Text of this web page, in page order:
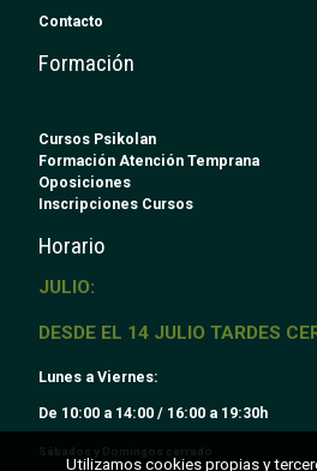
Contacto
Formación
Cursos Psikolan
Formación Atención Temprana
Oposiciones
Inscripciones Cursos
Horario
JULIO:
DESDE EL 14 JULIO TARDES
Lunes a Viernes:
De 10:00 a 14:00 / 16:00 a 19:30h
Sábados y Domingos cerrado
Utilizamos cookies propias y